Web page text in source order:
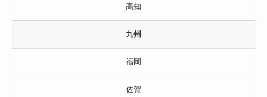
高知
九州
福岡
佐賀